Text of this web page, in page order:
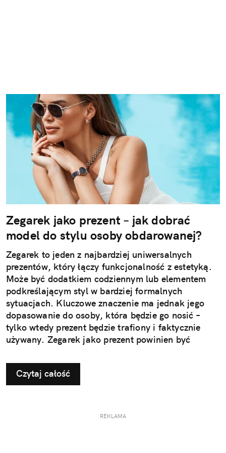
Zegarek jako prezent – jak dobrać
model do stylu osoby obdarowanej?
Zegarek to jeden z najbardziej uniwersalnych
prezentów, który łączy funkcjonalność z estetyką.
Może być dodatkiem codziennym lub elementem
podkreślającym styl w bardziej formalnych
sytuacjach. Kluczowe znaczenie ma jednak jego
dopasowanie do osoby, która będzie go nosić –
tylko wtedy prezent będzie trafiony i faktycznie
używany. Zegarek jako prezent powinien być
osoby. To decyzja, która wpływa na jego późniejsze
użytkowanie i odbiór.
Czytaj całość
REKLAMA